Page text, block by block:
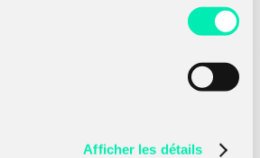
Afficher les détails
souhaitez plus